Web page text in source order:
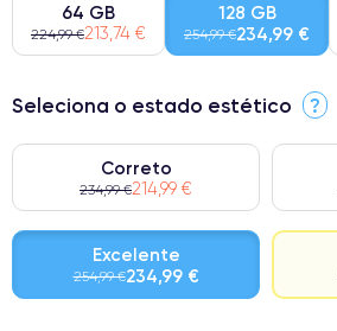
64 GB
224,99 €213,74 €
128 GB
254,99 €234,99 €
Seleciona o estado estético ?
Correto
234,99 €214,99 €
Excelente
254,99 €234,99 €